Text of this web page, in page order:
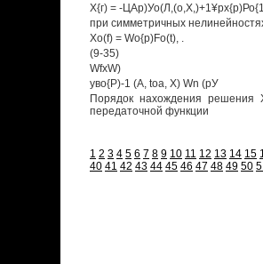
Х{г) = -
при симметричных
Xo(f) = Wo{p)Fo(t), .
(9-35)
WfxW)
уво{Р)-1 (А, toa, X) Wn (рУ
Порядок нахождения
передаточной функции
1 2 3 4 5 6 7 8 9 10 11 12 13 14 15
40 41 42 43 44 45 46 47 48 49 50